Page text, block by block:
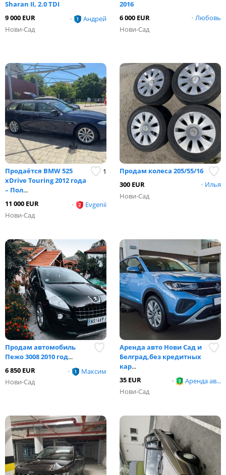
Sharan II, 2.0 TDI
•
Андрей
9 000 EUR
Нови-Сад
2016
• Любовь
6 000 EUR
Нови-Сад
1
Продаётся BMW 525
xDrive Touring 2012 года
– Пол...
•
Еvgenii
11 000 EUR
Нови-Сад
Продам колеса 205/55/16
• Илья
300 EUR
Нови-Сад
Продам автомобиль
Пежо 3008 2010 год...
•
Максим
6 850 EUR
Нови-Сад
Аренда авто Нови Сад и
Белград,без кредитных
кар...
•
Аренда ав...
35 EUR
Нови-Сад